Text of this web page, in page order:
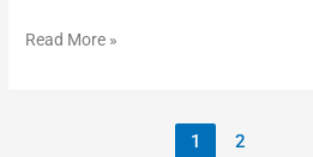
Read More »
1 2